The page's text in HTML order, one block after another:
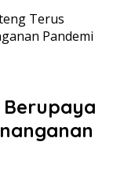
Terus
Pandemi
Berupaya